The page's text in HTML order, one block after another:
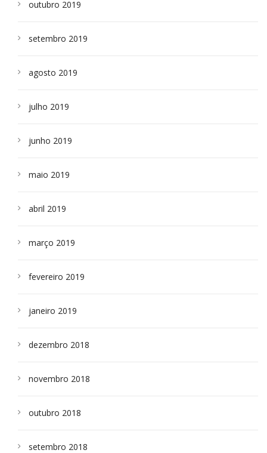
outubro 2019
setembro 2019
agosto 2019
julho 2019
junho 2019
maio 2019
abril 2019
março 2019
fevereiro 2019
janeiro 2019
dezembro 2018
novembro 2018
outubro 2018
setembro 2018